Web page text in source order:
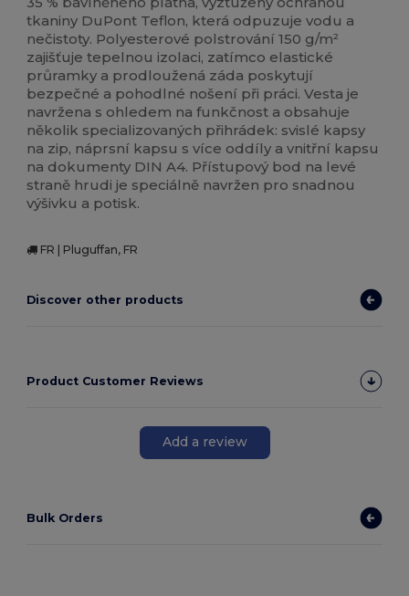
tkaniny DuPont Teflon, která odpuzuje vodu a
nečistoty. Polyesterové polstrování 150 g/m²
zajišťuje tepelnou izolaci, zatímco elastické
průramky a prodloužená záda poskytují
bezpečné a pohodlné nošení při práci. Vesta je
navržena s ohledem na funkčnost a obsahuje
několik specializovaných přihrádek: svislé kapsy
na zip, náprsní kapsu s více oddíly a vnitřní kapsu
na dokumenty DIN A4. Přístupový bod na levé
straně hrudi je speciálně navržen pro snadnou
výšivku a potisk.
FR | Pluguffan, FR
Discover other products
Product Customer Reviews
Add a review
Bulk Orders